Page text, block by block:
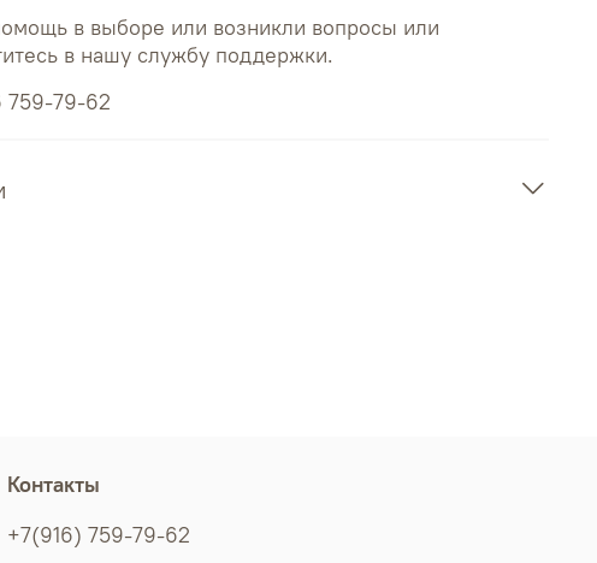
в выборе или возникли вопросы или
в нашу службу поддержки.
759-79-62
Контакты
+7(916) 759-79-62